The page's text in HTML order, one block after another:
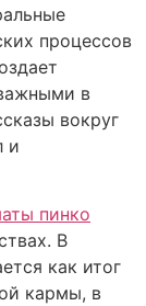
процессов
в
вокруг
и
пинко
В
как итог
кармы, в